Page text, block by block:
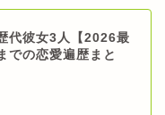
代彼女3人【2026最
での恋愛遍歴まと